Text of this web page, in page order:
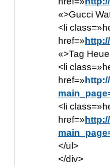
«>Gucci
<li
href=»
«>Tag
<li
href=»
<li
href=»
</ul>
</div>